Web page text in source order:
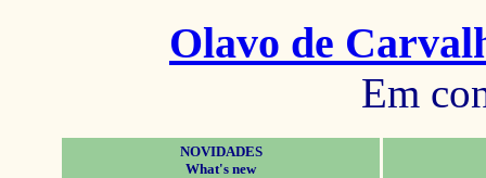
Olavo de
Em
NOVIDADES
What's new